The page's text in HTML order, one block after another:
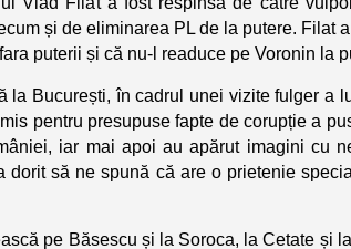
și de eliminarea PL de la putere. Filat
puterii și că nu-l readuce pe Voronin la
la București, în cadrul unei vizite fulger a
pentru presupuse fapte de corupție a
iar mai apoi au apărut imagini cu
dorit să ne spună că are o prietenie
pe Băsescu și la Soroca, la Cetate și